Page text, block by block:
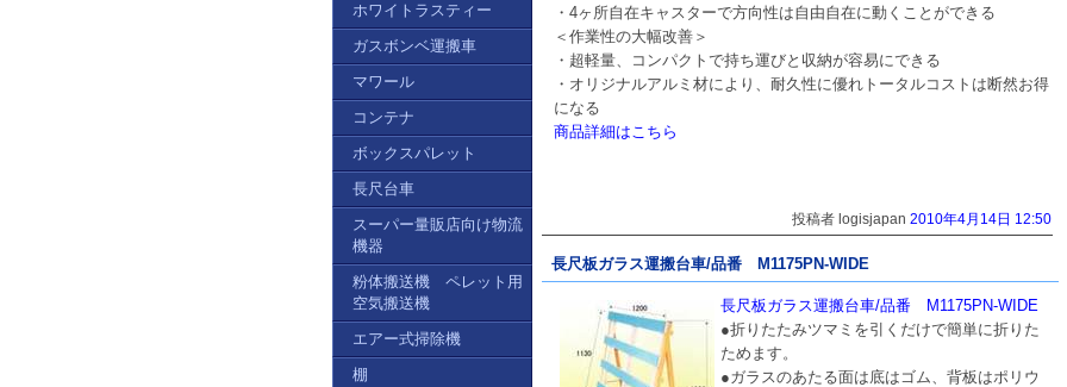
・4ヶ所自在キャスターで方向性は自由自在に動くことができる
＜作業性の大幅改善＞
・超軽量、コンパクトで持ち運びと収納が容易にできる
・オリジナルアルミ材により、耐久性に優れトータルコストは断然お得
になる
商品詳細はこちら
投稿者 logisjapan 2010年4月14日 12:50
長尺板ガラス運搬台車/品番 M1175PN-WIDE
長尺板ガラス運搬台車/品番 M1175PN-WIDE
●折りたたみツマミを引くだけで簡単に折りた
ためます。
●ガラスのあたる面は底はゴム、背板はポリウ
ホワイトラスティー
ガスボンベ運搬車
マワール
コンテナ
ボックスパレット
長尺台車
スーパー量販店向け物流
機器
粉体搬送機 ペレット用
空気搬送機
エアー式掃除機
棚